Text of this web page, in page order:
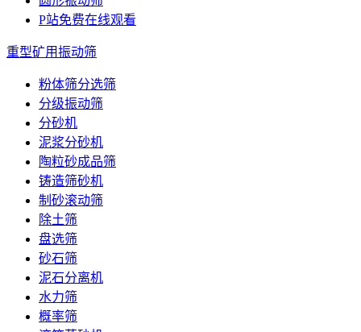
P站免费在线观看
重型矿用振动筛
粉体筛分选筛
分级振动筛
分砂机
泥浆分砂机
陶粒砂成品筛
铸造筛砂机
制砂滚动筛
除土筛
盘选筛
砂石筛
泥石分离机
水力筛
概率筛